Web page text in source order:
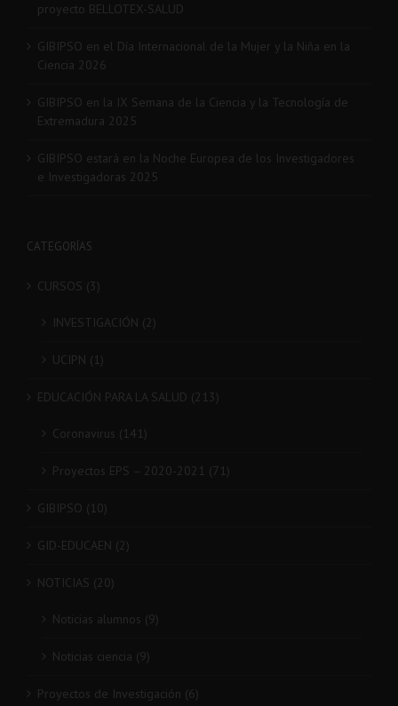
proyecto BELLOTEX-SALUD
GIBIPSO en el Día Internacional de la Mujer y la Niña en la
Ciencia 2026
GIBIPSO en la IX Semana de la Ciencia y la Tecnología de
Extremadura 2025
GIBIPSO estará en la Noche Europea de los Investigadores
e Investigadoras 2025
CATEGORÍAS
CURSOS (3)
INVESTIGACIÓN (2)
UCIPN (1)
EDUCACIÓN PARA LA SALUD (213)
Coronavirus (141)
Proyectos EPS – 2020-2021 (71)
GIBIPSO (10)
GID-EDUCAEN (2)
NOTICIAS (20)
Noticias alumnos (9)
Noticias ciencia (9)
Proyectos de Investigación (6)